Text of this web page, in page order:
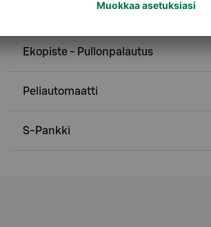
Ekopiste - Metalli
Ekopiste - Pullonpalautus
Peliautomaatti
S-Pankki